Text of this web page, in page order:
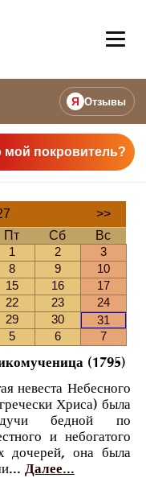
Я Отзывы
мой покровитель?
>>
Пт Сб
Вс
1 2
3
8 9
10
15 16
17
22 23
24
29 30
31
5 6 7
(1795)
невеста Небесного
Хриса) была
бедной по
и небогатого
дочерей, она была
Далее...